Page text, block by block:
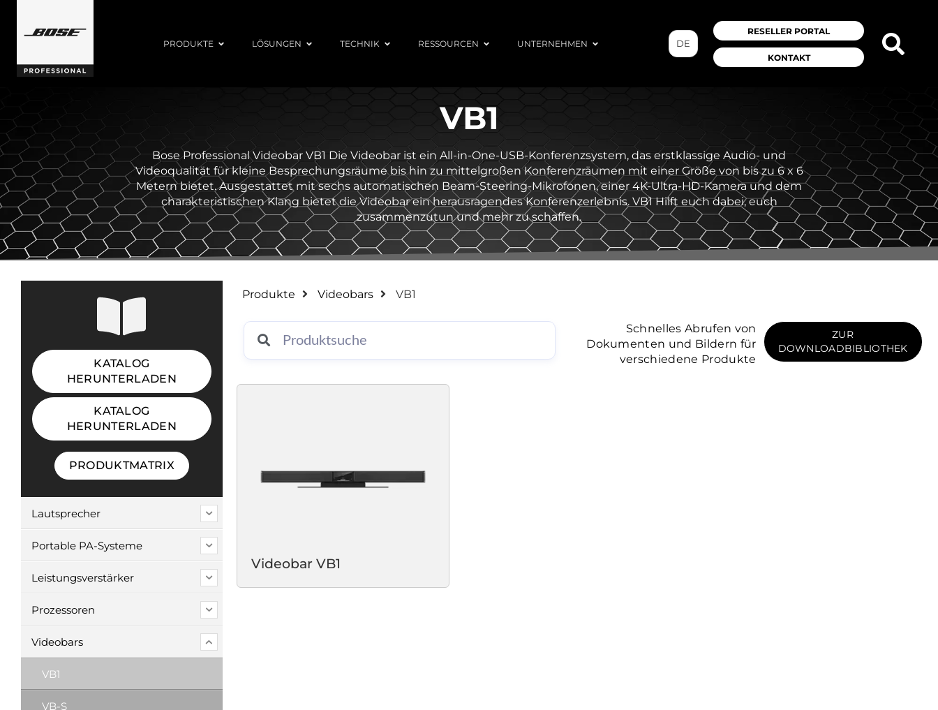
PRODUKTE LÖSUNGEN TECHNIK RESSOURCEN UNTERNEHMEN
RESELLER PORTAL
KONTAKT
DE
VB1
Bose Professional Videobar VB1 Die Videobar ist ein All-in-One-USB-Konferenzsystem, das erstklassige Audio- und
Videoqualität für kleine Besprechungsräume bis hin zu mittelgroßen Konferenzräumen mit einer Größe von bis zu 6 x 6
Metern bietet. Ausgestattet mit sechs automatischen Beam-Steering-Mikrofonen, einer 4K-Ultra-HD-Kamera und dem
charakteristischen Klang bietet die Videobar ein herausragendes Konferenzerlebnis. VB1 Hilft euch dabei, euch
zusammenzutun und mehr zu schaffen.
KATALOG
HERUNTERLADEN
KATALOG
HERUNTERLADEN
PRODUKTMATRIX
Lautsprecher
Portable PA-Systeme
Leistungsverstärker
Prozessoren
Videobars
VB1
VB-S
Produkte Videobars VB1
Schnelles Abrufen von
Dokumenten und Bildern für
verschiedene Produkte
ZUR
DOWNLOADBIBLIOTHEK
Videobar VB1